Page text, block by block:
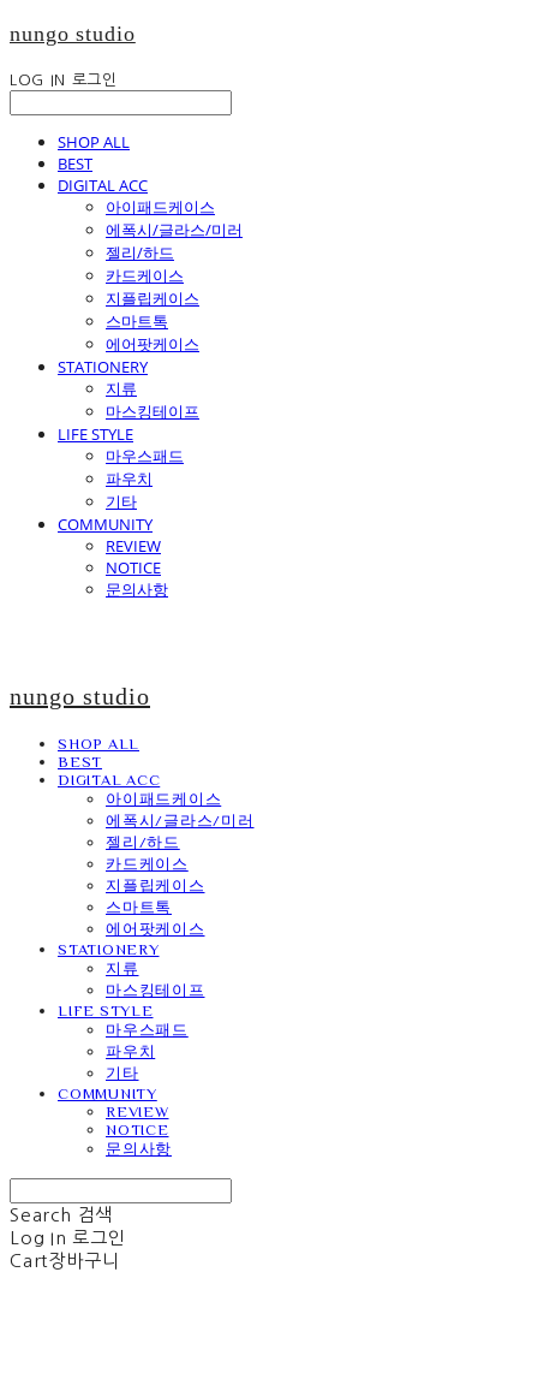
nungo studio
LOG IN 로그인
SHOP ALL
BEST
DIGITAL ACC
아이패드케이스
에폭시/글라스/미러
젤리/하드
카드케이스
지플립케이스
스마트톡
에어팟케이스
STATIONERY
지류
마스킹테이프
LIFE STYLE
마우스패드
파우치
기타
COMMUNITY
REVIEW
NOTICE
문의사항
nungo studio
SHOP ALL
BEST
DIGITAL ACC
아이패드케이스
에폭시/글라스/미러
젤리/하드
카드케이스
지플립케이스
스마트톡
에어팟케이스
STATIONERY
지류
마스킹테이프
LIFE STYLE
마우스패드
파우치
기타
COMMUNITY
REVIEW
NOTICE
문의사항
Search 검색
Log In 로그인
Cart장바구니